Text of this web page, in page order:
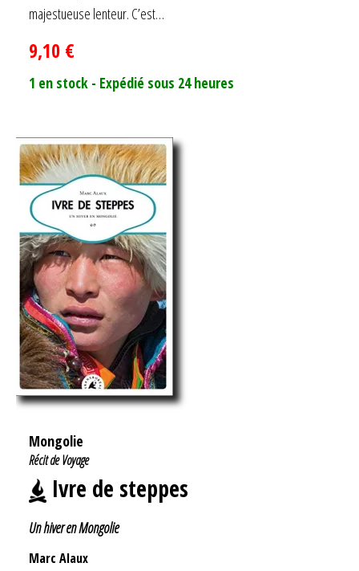
majestueuse lenteur. C’est…
9,10 €
1 en stock - Expédié sous 24 heures
Mongolie
Récit de Voyage
Ivre de steppes
Un hiver en Mongolie
Marc Alaux